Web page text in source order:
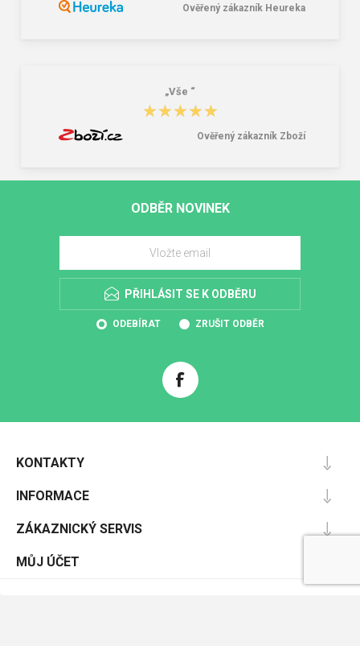
Ověřený zákazník Heureka
„Vše “
★★★★★
★★★★★
Ověřený zákazník Zboží
ODBĚR NOVINEK
PŘIHLÁSIT SE K ODBĚRU
ODEBÍRAT ZRUŠIT ODBĚR
KONTAKTY
INFORMACE
ZÁKAZNICKÝ SERVIS
MŮJ ÚČET